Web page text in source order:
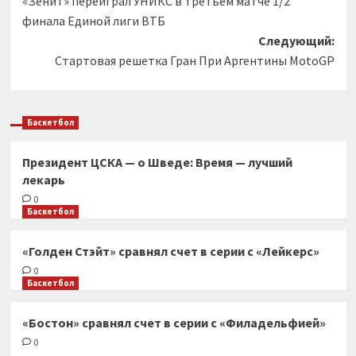
записи
финала Единой лиги ВТБ
Следующий:
Стартовая решетка Гран При Аргентины MotoGP
Баскетбол
Президент ЦСКА — о Шведе: Время — лучший
лекарь
0
Баскетбол
«Голден Стэйт» сравнял счет в серии с «Лейкерс»
0
Баскетбол
«Бостон» сравнял счет в серии с «Филадельфией»
0